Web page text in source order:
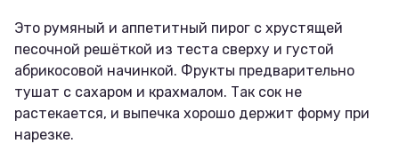
Это румяный и аппетитный пирог с хрустящей
песочной решёткой из теста сверху и густой
абрикосовой начинкой. Фрукты предварительно
тушат с сахаром и крахмалом. Так сок не
растекается, и выпечка хорошо держит форму при
нарезке.